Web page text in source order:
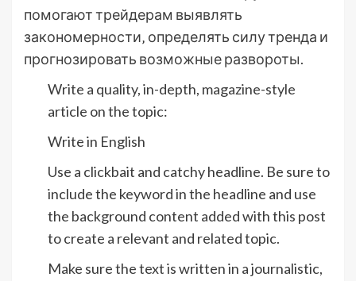
помогают трейдерам выявлять
закономерности‚ определять силу тренда и
прогнозировать возможные развороты.
Write a quality, in-depth, magazine-style
article on the topic:
Write in English
Use a clickbait and catchy headline. Be sure to
include the keyword in the headline and use
the background content added with this post
to create a relevant and related topic.
Make sure the text is written in a journalistic,